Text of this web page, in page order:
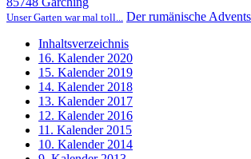
Unser Garten war mal toll... Der rumänische
Inhaltsverzeichnis
16. Kalender 2020
15. Kalender 2019
14. Kalender 2018
13. Kalender 2017
12. Kalender 2016
11. Kalender 2015
10. Kalender 2014